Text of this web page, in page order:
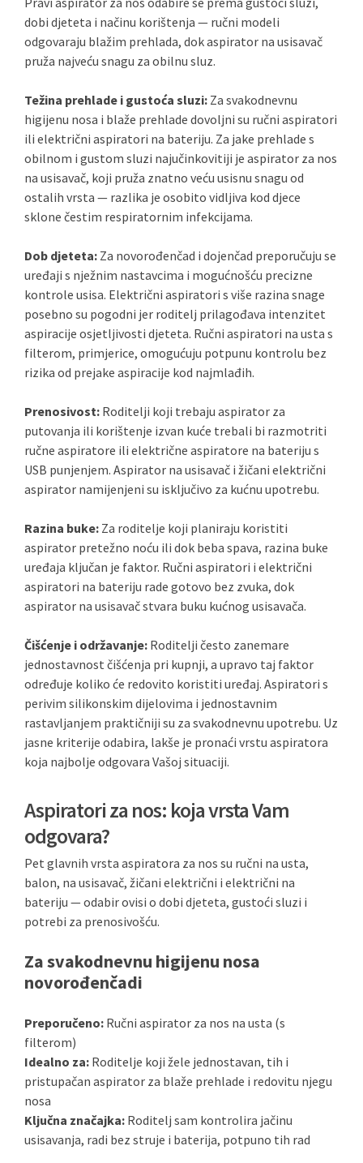
dobi djeteta i načinu korištenja — ručni modeli
odgovaraju blažim prehlada, dok aspirator na usisavač
pruža najveću snagu za obilnu sluz.
Težina prehlade i gustoća sluzi: Za svakodnevnu
higijenu nosa i blaže prehlade dovoljni su ručni aspiratori
ili električni aspiratori na bateriju. Za jake prehlade s
obilnom i gustom sluzi najučinkovitiji je aspirator za nos
na usisavač, koji pruža znatno veću usisnu snagu od
ostalih vrsta — razlika je osobito vidljiva kod djece
sklone čestim respiratornim infekcijama.
Dob djeteta: Za novorođenčad i dojenčad preporučuju se
uređaji s nježnim nastavcima i mogućnošću precizne
kontrole usisa. Električni aspiratori s više razina snage
posebno su pogodni jer roditelj prilagođava intenzitet
aspiracije osjetljivosti djeteta. Ručni aspiratori na usta s
filterom, primjerice, omogućuju potpunu kontrolu bez
rizika od prejake aspiracije kod najmlađih.
Prenosivost: Roditelji koji trebaju aspirator za
putovanja ili korištenje izvan kuće trebali bi razmotriti
ručne aspiratore ili električne aspiratore na bateriju s
USB punjenjem. Aspirator na usisavač i žičani električni
aspirator namijenjeni su isključivo za kućnu upotrebu.
Razina buke: Za roditelje koji planiraju koristiti
aspirator pretežno noću ili dok beba spava, razina buke
uređaja ključan je faktor. Ručni aspiratori i električni
aspiratori na bateriju rade gotovo bez zvuka, dok
aspirator na usisavač stvara buku kućnog usisavača.
Čišćenje i održavanje: Roditelji često zanemare
jednostavnost čišćenja pri kupnji, a upravo taj faktor
određuje koliko će redovito koristiti uređaj. Aspiratori s
perivim silikonskim dijelovima i jednostavnim
rastavljanjem praktičniji su za svakodnevnu upotrebu. Uz
jasne kriterije odabira, lakše je pronaći vrstu aspiratora
koja najbolje odgovara Vašoj situaciji.
Aspiratori za nos: koja vrsta Vam
odgovara?
Pet glavnih vrsta aspiratora za nos su ručni na usta,
balon, na usisavač, žičani električni i električni na
bateriju — odabir ovisi o dobi djeteta, gustoći sluzi i
potrebi za prenosivošću.
Za svakodnevnu higijenu nosa
novorođenčadi
Preporučeno: Ručni aspirator za nos na usta (s
filterom)
Idealno za: Roditelje koji žele jednostavan, tih i
pristupačan aspirator za blaže prehlade i redovitu njegu
nosa
Ključna značajka: Roditelj sam kontrolira jačinu
usisavanja, radi bez struje i baterija, potpuno tih rad